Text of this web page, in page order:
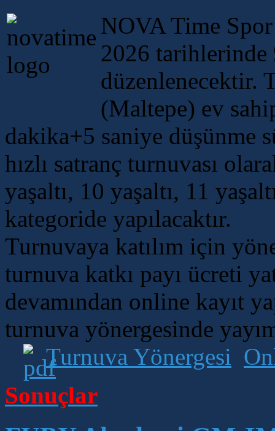
NOVA Time
2026 tarihlerinde
düzenlenecektir.
(Maltepe) ev
dakika+5 saniye düşünme
hızlı satranç turnuvası
yaşaltı, 10 yaşaltı, 11
kategoride yapılacaktır.
Turnuvaya katılım için
turnuva katkı payı ücreti
devamından online kayıt
turnuva yönergesinde
Turnuva Yönergesi
Sonuçlar